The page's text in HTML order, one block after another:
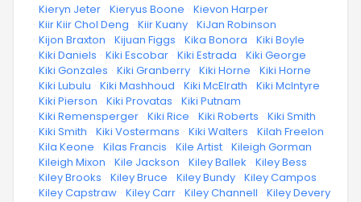
· Kieryn Jeter · Kieryus Boone · Kievon Harper
· Kiir Kiir Chol Deng · Kiir Kuany · KiJan Robinson
· Kijon Braxton · Kijuan Figgs · Kika Bonora · Kiki Boyle
· Kiki Daniels · Kiki Escobar · Kiki Estrada · Kiki George
· Kiki Gonzales · Kiki Granberry · Kiki Horne · Kiki Horne
· Kiki Lubulu · Kiki Mashhoud · Kiki McElrath · Kiki McIntyre
· Kiki Pierson · Kiki Provatas · Kiki Putnam
· Kiki Remensperger · Kiki Rice · Kiki Roberts · Kiki Smith
· Kiki Smith · Kiki Vostermans · Kiki Walters · Kilah Freelon
· Kila Keone · Kilas Francis · Kile Artist · Kileigh Gorman
· Kileigh Mixon · Kile Jackson · Kiley Ballek · Kiley Bess
· Kiley Brooks · Kiley Bruce · Kiley Bundy · Kiley Campos
· Kiley Capstraw · Kiley Carr · Kiley Channell · Kiley Devery